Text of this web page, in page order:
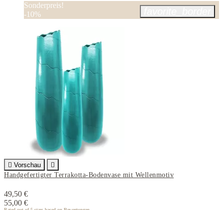
Sonderpreis!
-10%
 Vorschau

Handgefertigter Terrakotta-Bodenvase mit Wellenmotiv
49,50 €
55,00 €